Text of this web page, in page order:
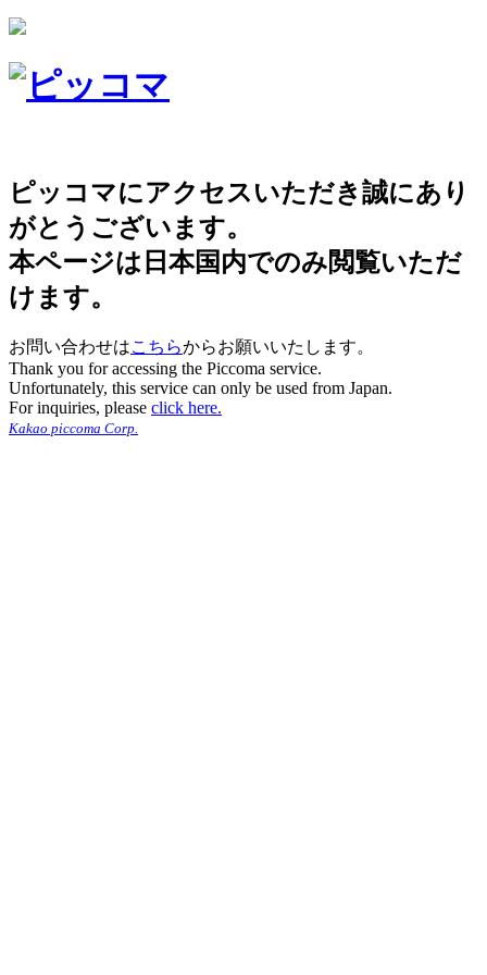
ピッコマにアクセスいただき誠にあり
がとうございます。
本ページは日本国内でのみ閲覧いただ
けます。
お問い合わせはこちらからお願いいたします。
Thank you for accessing the Piccoma service.
Unfortunately, this service can only be used from Japan.
For inquiries, please click here.
Kakao piccoma Corp.